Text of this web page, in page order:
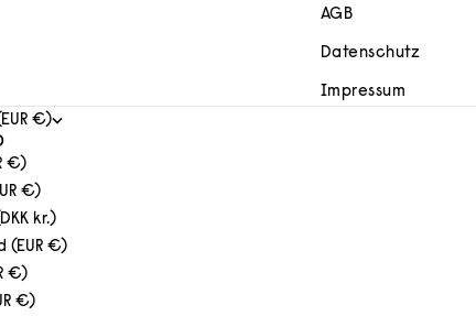
AGB
Datenschutz
Impressum
€)
€)
€)
kr.)
(EUR €)
€)
€)